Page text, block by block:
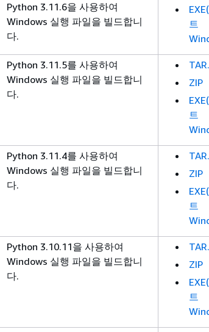
Python 3.11.6을 사용하여
Windows 실행 파일을 빌드합니
다.
트
Python 3.11.5를 사용하여
Windows 실행 파일을 빌드합니
다.
ZIP
트
Python 3.11.4를 사용하여
Windows 실행 파일을 빌드합니
다.
ZIP
트
Python 3.10.11을 사용하여
Windows 실행 파일을 빌드합니
다.
ZIP
트